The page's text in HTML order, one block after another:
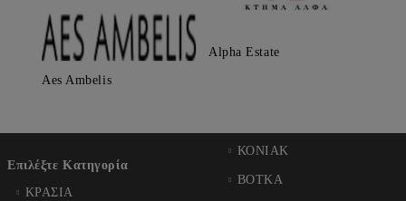
Aes Ambelis
Alpha Estate
Επιλέξτε Κατηγορία
ΚΡΑΣΙΑ
ΚΟΝΙΑΚ
ΒΟΤΚΑ